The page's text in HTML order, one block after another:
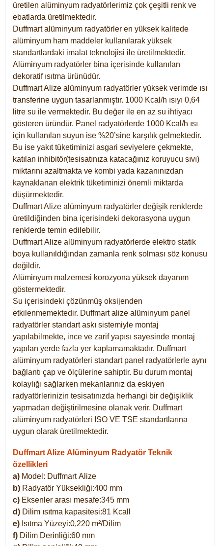
üretilen alüminyum radyatörlerimiz çok çeşitli renk ve
ebatlarda üretilmektedir.
Duffmart alüminyum radyatörler en yüksek kalitede
alüminyum ham maddeler kullanılarak yüksek
standartlardaki imalat teknolojisi ile üretilmektedir.
Alüminyum radyatörler bina içerisinde kullanılan
dekoratif ısıtma ürünüdür.
Duffmart Alize alüminyum radyatörler yüksek verimde ısı
transferine uygun tasarlanmıştır. 1000 Kcal/h ısıyı 0,64
litre su ile vermektedir. Bu değer ile en az su ihtiyacı
gösteren üründür. Panel radyatörlerde 1000 Kcal/h ısı
için kullanılan suyun ise %20’sine karşılık gelmektedir.
Bu ise yakıt tüketiminizi asgari seviyelere çekmekte,
katılan inhibitör(tesisatınıza katacağınız koruyucu sıvı)
miktarını azaltmakta ve kombi yada kazanınızdan
kaynaklanan elektrik tüketiminizi önemli miktarda
düşürmektedir.
Duffmart Alize alüminyum radyatörler değişik renklerde
üretildiğinden bina içerisindeki dekorasyona uygun
renklerde temin edilebilir.
DuffmartAlize alüminyum radyatörlerde elektro statik
boya kullanıldığından zamanla renk solması söz konusu
değildir.
Alüminyum malzemesi korozyona yüksek dayanım
göstermektedir.
Su içerisindeki çözünmüş oksijenden
etkilenmemektedir. Duffmart alize alüminyum panel
radyatörler standart askı sistemiyle montaj
yapılabilmekte, ince ve zarif yapısı sayesinde montaj
yapılan yerde fazla yer kaplamamaktadır. Duffmart
alüminyum radyatörleri standart panel radyatörlerle aynı
bağlantı çap ve ölçülerine sahiptir. Bu durum montaj
kolaylığı sağlarken mekanlarınız da eskiyen
radyatörlerinizin tesisatınızda herhangi bir değişiklik
yapmadan değiştirilmesine olanak verir. Duffmart
alüminyum radyatörleri ISO VE TSE standartlarına
uygun olarak üretilmektedir.
Duffmart Alize Alüminyum Radyatör Teknik
özellikleri
a) Model: DuffmartAlize
b) Radyatör Yüksekliği:400 mm
c) Eksenler arası mesafe:345 mm
d) Dilim ısıtma kapasitesi:81 Kcall
e) Isıtma Yüzeyi:0,220 m²/Dilim
f) Dilim Derinliği:60 mm